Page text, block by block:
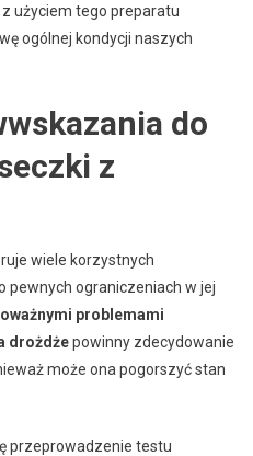
z użyciem tego preparatu
ogólnej kondycji naszych
do
z
wiele korzystnych
pewnych ograniczeniach w jej
problemami
drożdżepowinny zdecydowanie
może ona pogorszyć stan
przeprowadzenie testu